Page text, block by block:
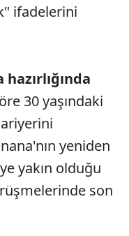
ifadelerini
30 yaşındaki
yeniden
yakın olduğu
son